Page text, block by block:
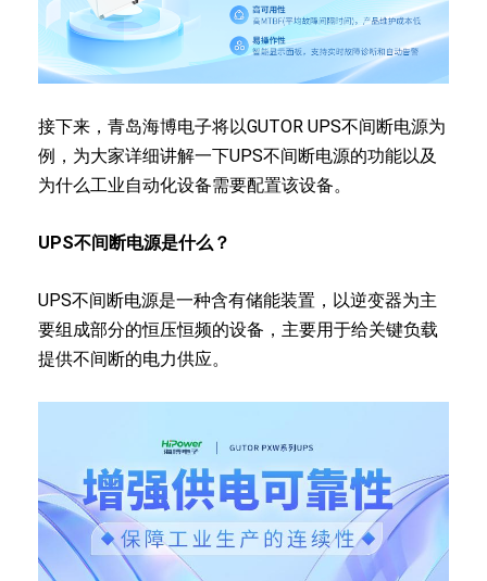
接下来，青岛海博电子将以GUTOR UPS不间断电源为
例，为大家详细讲解一下UPS不间断电源的功能以及
为什么工业自动化设备需要配置该设备。
UPS不间断电源是什么？
UPS不间断电源是一种含有储能装置，以逆变器为主
要组成部分的恒压恒频的设备，主要用于给关键负载
提供不间断的电力供应。